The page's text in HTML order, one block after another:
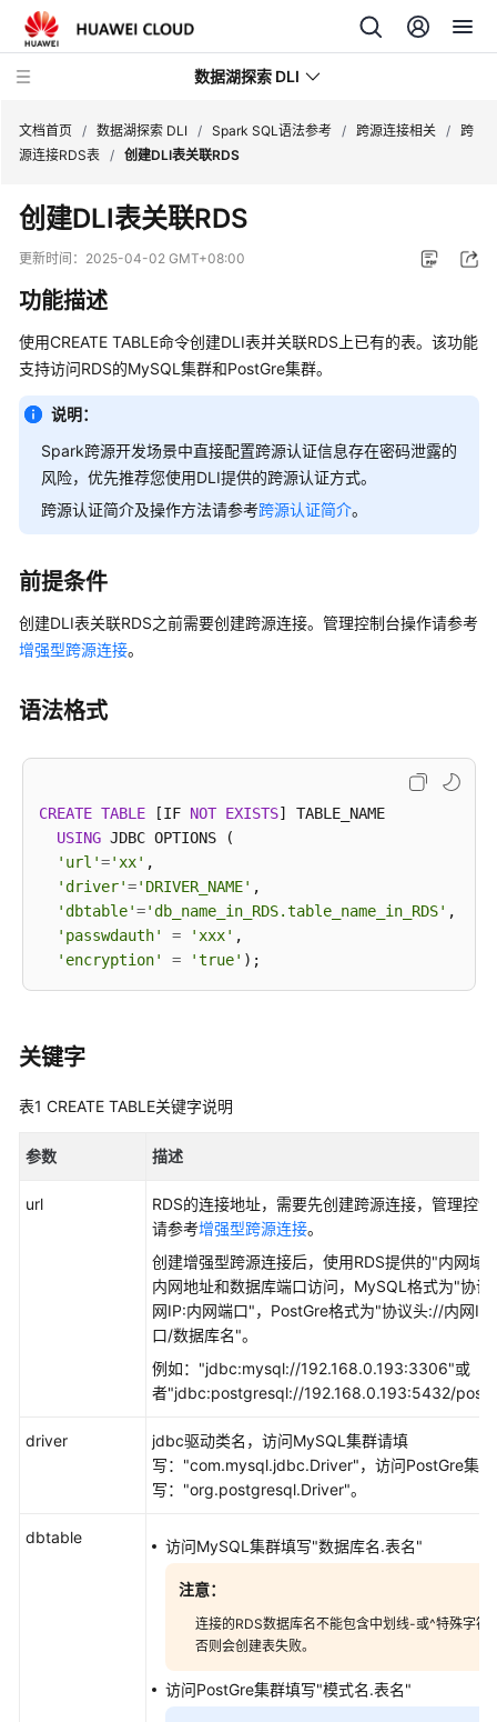
数据湖探索 DLI
最
新
动
务
公
告
产
品
介
绍
计
费
说
明
快
速
用
实
开
发
南
语
考
文档首页 / 数据湖探索 DLI / Spark SQL语法参考 / 跨源连接相关 / 跨
源连接RDS表 / 创建DLI表关联RDS
创建DLI表关联RDS
更新时间： 2025-04-02 GMT+08:00
功能描述
使用CREATE TABLE命令创建DLI表并关联RDS上已有的表。该功能
支持访问RDS的MySQL集群和PostGre集群。
说明：
Spark跨源开发场景中直接配置跨源认证信息存在密码泄露的
风险，优先推荐您使用DLI提供的跨源认证方式。
跨源认证简介及操作方法请参考跨源认证简介。
前提条件
创建DLI表关联RDS之前需要创建跨源连接。管理控制台操作请参考
增强型跨源连接。
语法格式
CREATE TABLE [IF NOT EXISTS] TABLE_NAME
USING JDBC OPTIONS (
'url'='xx' ,
'driver'='DRIVER_NAME' ,
'dbtable'='db_name_in_RDS.table_name_in_RDS' ,
'passwdauth'
= 'xxx' ,
'encryption'
= 'true'
关键字
表1 CREATE TABLE关键字说明
参数 描述
url
RDS的连接地址，需要先创建跨源连接，管理控
请参考增强型跨源连接。
创建增强型跨源连接后，使用RDS提供的"内网域
内网地址和数据库端口访问，MySQL格式为"协
网IP:内网端口"，PostGre格式为"协议头://内网
口/数据库名"。
例如："jdbc:mysql://192.168.0.193:3306"或
者"jdbc:postgresql://192.168.0.193:5432/
driver
jdbc驱动类名，访问MySQL集群请填
写："com.mysql.jdbc.Driver"，访问PostGre集
写："org.postgresql.Driver"。
dbtable 访问MySQL集群填写"数据库名.表名"
注意：
连接的RDS数据库名不能包含中划线-或^特殊字符
否则会创建表失败。
访问PostGre集群填写"模式名.表名"